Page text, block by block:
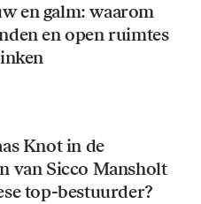
en galm: waarom
en open ruimtes
Knot in de
van Sicco Mansholt
top-bestuurder?